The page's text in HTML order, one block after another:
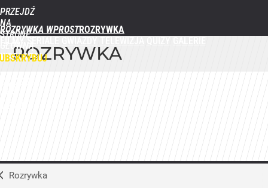
PRZEJDŹ
NA
STRONĘ
GŁÓWNĄ
WPROST.PL
ROZRYWKA WPROST
ROZRYWKA
Rozrywka